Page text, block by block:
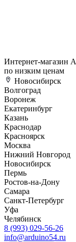
Интернет-магазин
по низким ценам
Новосибирск
Волгоград
Воронеж
Екатеринбург
Казань
Краснодар
Красноярск
Москва
Нижний Новгород
Новосибирск
Пермь
Ростов-на-Дону
Самара
Санкт-Петербург
Уфа
Челябинск
8 (993) 029-56-26
info@arduino54.ru